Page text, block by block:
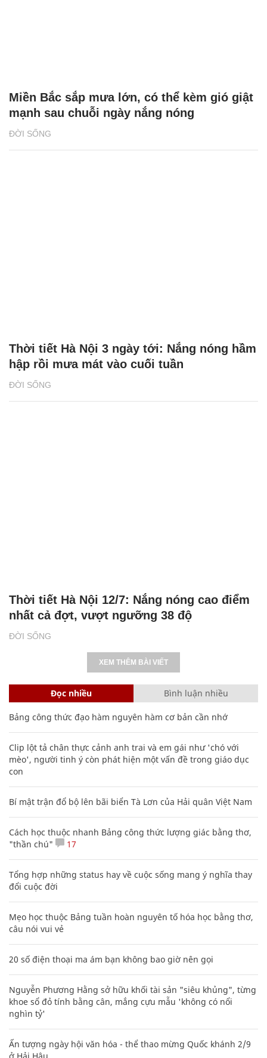
ĐỜI SỐNG
Miền Bắc sắp mưa lớn, có thể kèm gió giật
mạnh sau chuỗi ngày nắng nóng
ĐỜI SỐNG
Thời tiết Hà Nội 3 ngày tới: Nắng nóng hầm
hập rồi mưa mát vào cuối tuần
ĐỜI SỐNG
Thời tiết Hà Nội 12/7: Nắng nóng cao điểm
nhất cả đợt, vượt ngưỡng 38 độ
XEM THÊM BÀI VIẾT
Đọc nhiều Bình luận nhiều
Bảng công thức đạo hàm nguyên hàm cơ bản cần nhớ
Clip lột tả chân thực cảnh anh trai và em gái như 'chó với
mèo', người tinh ý còn phát hiện một vấn đề trong giáo dục
con
Bí mật trận đổ bộ lên bãi biển Tà Lơn của Hải quân Việt Nam
Cách học thuộc nhanh Bảng công thức lượng giác bằng thơ,
"thần chú"
17
Tổng hợp những status hay về cuộc sống mang ý nghĩa thay
đổi cuộc đời
Mẹo học thuộc Bảng tuần hoàn nguyên tố hóa học bằng thơ,
câu nói vui vẻ
20 số điện thoại ma ám bạn không bao giờ nên gọi
Nguyễn Phương Hằng sở hữu khối tài sản "siêu khủng", từng
khoe sổ đỏ tính bằng cân, mắng cựu mẫu 'không có nổi
nghìn tỷ'
Ấn tượng ngày hội văn hóa - thể thao mừng Quốc khánh 2/9
ở Hải Hậu